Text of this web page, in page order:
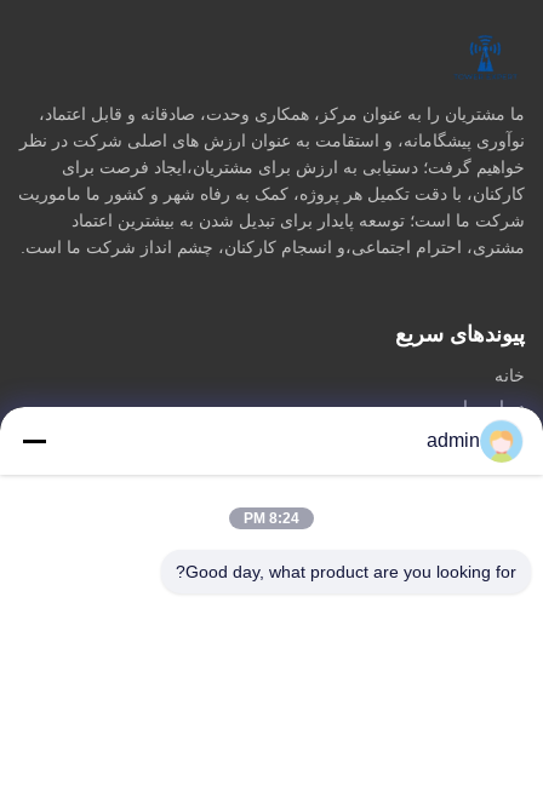
ما مشتریان را به عنوان مرکز، همکاری وحدت، صادقانه و قابل اعتماد،
نوآوری پیشگامانه، و استقامت به عنوان ارزش های اصلی شرکت در نظر
خواهیم گرفت؛ دستیابی به ارزش برای مشتریان،ایجاد فرصت برای
کارکنان، با دقت تکمیل هر پروژه، کمک به رفاه شهر و کشور ما ماموریت
شرکت ما است؛ توسعه پایدار برای تبدیل شدن به بیشترین اعتماد
مشتری، احترام اجتماعی،و انسجام کارکنان، چشم انداز شرکت ما است.
پیوندهای سریع
خانه
درباره ما
محصولات
با ما تماس بگیرید
برج تک قطبی فولادی
admin
8:24 PM
Good day, what product are you looking for?